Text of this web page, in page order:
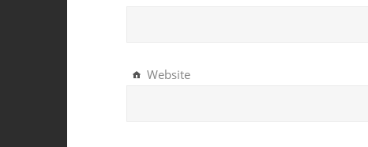
Website